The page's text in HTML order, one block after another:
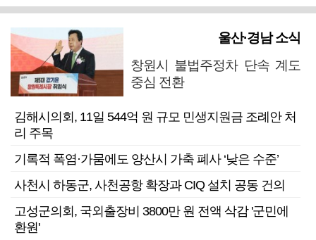
울산·경남 소식
창원시 불법주정차 단속 계도
중심 전환
김해시의회, 11일 544억 원 규모 민생지원금 조례안 처
리 주목
기록적 폭염·가뭄에도 양산시 가축 폐사 ‘낮은 수준’
사천시 하동군, 사천공항 확장과 CIQ 설치 공동 건의
고성군의회, 국외출장비 3800만 원 전액 삭감 '군민에
환원'